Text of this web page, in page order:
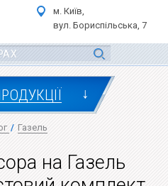
м. Київ,
вул. Бориспільська, 7
↓
/ Газель
на Газель